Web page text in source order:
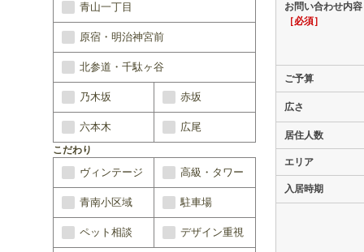
お問い合わせ内容
［必須］
ご予算
広さ
居住人数
エリア
入居時期
青山一丁目
原宿・明治神宮前
北参道・千駄ヶ谷
乃木坂 赤坂
六本木 広尾
こだわり
ヴィンテージ 高級・タワー
青南小区域 駐車場
ペット相談 デザイン重視